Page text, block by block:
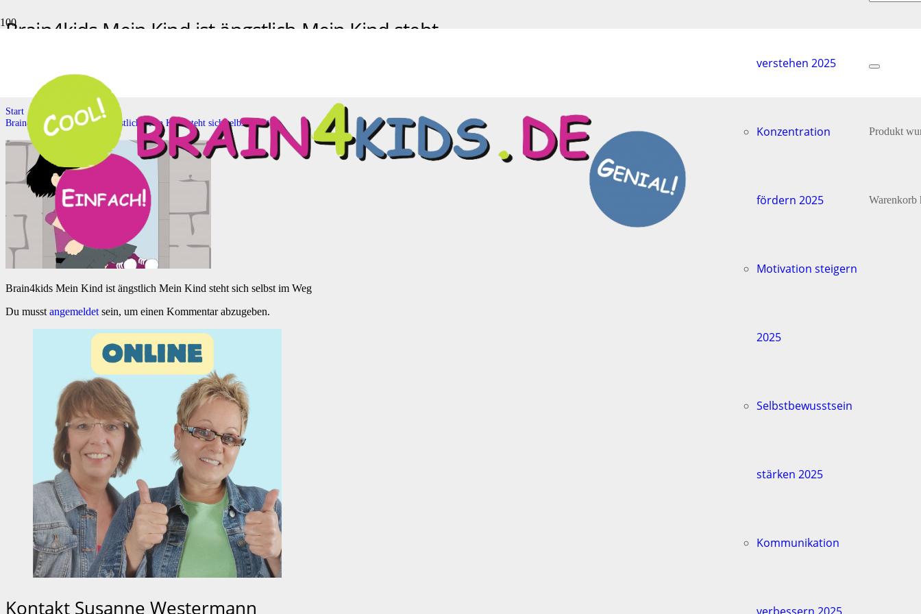
verstehen 2025
Konzentration
fördern 2025
Motivation steigern
2025
Selbstbewusstsein
stärken 2025
Kommunikation
Produkt
Warenkorb
Brain4kids Mein Kind ist ängstlich Mein Kind steht
Brain4kids Mein Kind ist ängstlich Mein Kind steht sich selbst im Weg
Start
Brain4kids Mein Kind ist ängstlich Mein Kind steht sich selbst im Weg
Brain4kids Mein Kind ist ängstlich Mein Kind steht sich selbst im Weg
Du musst angemeldet sein, um einen Kommentar abzugeben.
Kontakt Susanne Westermann